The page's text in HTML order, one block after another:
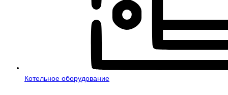
Котельное оборудование